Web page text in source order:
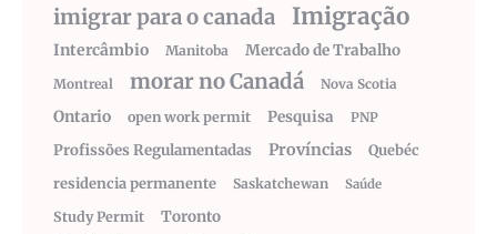
imigrar para o canada Imigração
Intercâmbio Manitoba Mercado de Trabalho
Montreal morar no Canadá Nova Scotia
Ontario open work permit Pesquisa PNP
Profissões Regulamentadas Províncias
Quebéc
residencia permanente
Saskatchewan Saúde
Study Permit Toronto